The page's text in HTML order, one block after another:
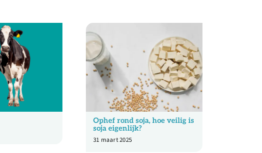
Ophef rond soja, hoe veilig is
soja eigenlijk?
31 maart 2025